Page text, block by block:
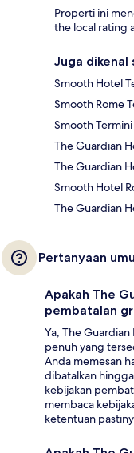
Properti ini
the local rating
Juga dikenal
Smooth Hotel
Smooth Rome
Smooth Termini
The Guardian
The Guardian
Smooth Hotel
The Guardian
Pertanyaan
Apakah The
pembatalan
Ya, The
penuh yang
Anda memesan
dibatalkan
kebijakan
membaca
ketentuan